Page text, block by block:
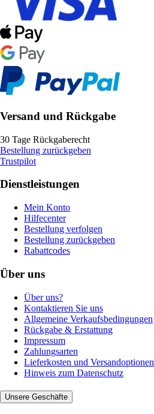
Versand und Rückgabe
30 Tage Rückgaberecht
Bestellung zurückgeben
Trustpilot
Dienstleistungen
Mein Konto
Hilfecenter
Bestellung verfolgen
Bestellung zurückgeben
Rabattcodes
Über uns
Über uns?
Kontaktieren Sie uns
Allgemeine Verkaufsbedingungen
Rückgabe & Erstattung
Impressum
Zahlungsarten
Lieferkosten und Versandoptionen
Hinweis zum Datenschutz
Unsere Geschäfte